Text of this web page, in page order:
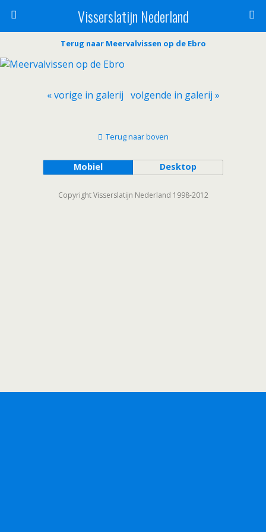
Visserslatijn Nederland
Terug naar Meervalvissen op de Ebro
« vorige in galerij volgende in galerij »
Terug naar boven
Mobiel Desktop
Copyright Visserslatijn Nederland 1998-2012